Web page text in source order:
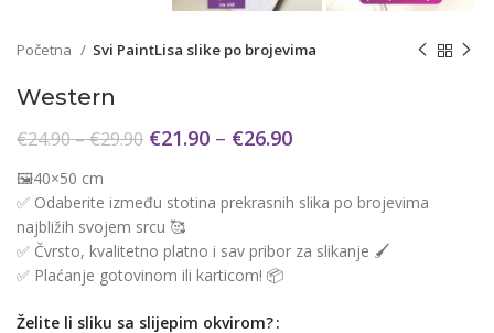
Početna Svi PaintLisa slike po brojevima
Western
€24.90–€29.90 €21.90 – €26.90
🖼️40×50 cm
✅ Odaberite između stotina prekrasnih slika po brojevima
najbližih svojem srcu 🥰
✅ Čvrsto, kvalitetno platno i sav pribor za slikanje 🖌️
✅ Plaćanje gotovinom ili karticom! 📦
Želite li sliku sa slijepim okvirom?